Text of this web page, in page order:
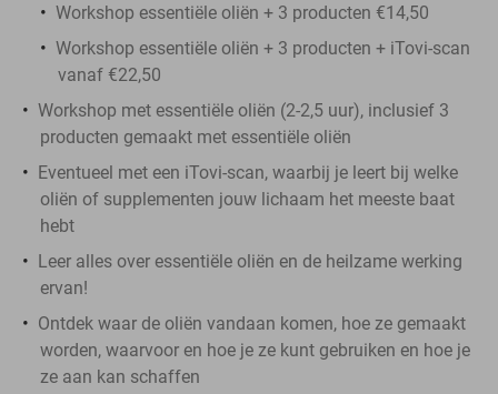
Workshop essentiële oliën + 3 producten €14,50
Workshop essentiële oliën + 3 producten + iTovi-scan
vanaf €22,50
Workshop met essentiële oliën (2-2,5 uur), inclusief 3
producten gemaakt met essentiële oliën
Eventueel met een iTovi-scan, waarbij je leert bij welke
oliën of supplementen jouw lichaam het meeste baat
hebt
Leer alles over essentiële oliën en de heilzame werking
ervan!
Ontdek waar de oliën vandaan komen, hoe ze gemaakt
worden, waarvoor en hoe je ze kunt gebruiken en hoe je
ze aan kan schaffen